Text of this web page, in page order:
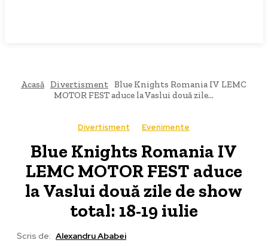
Acasă Divertisment Blue Knights Romania IV LEMC
MOTOR FEST aduce la Vaslui două zile...
Divertisment Evenimente
Blue Knights Romania IV
LEMC MOTOR FEST aduce
la Vaslui două zile de show
total: 18-19 iulie
Scris de: Alexandru Ababei